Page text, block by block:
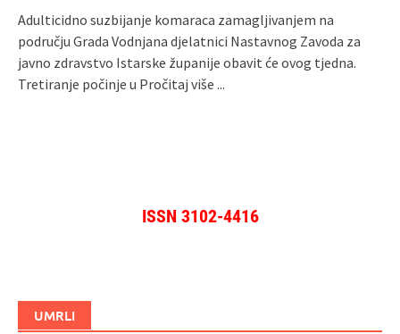
Adulticidno suzbijanje komaraca zamagljivanjem na
području Grada Vodnjana djelatnici Nastavnog Zavoda za
javno zdravstvo Istarske županije obavit će ovog tjedna.
Tretiranje počinje u Pročitaj više ...
ISSN 3102-4416
UMRLI